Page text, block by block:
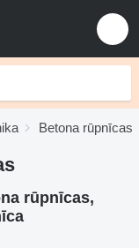
Betona rūpnīcas
rūpnīcas,